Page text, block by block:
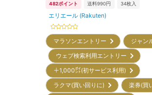
482ポイント 送料990円 34枚入
エリエール (Rakuten)
マラソンエントリー
ジャン
ウェブ検索利用エントリー
＋1,000㌽(初サービス利用)
ラクマ(買い回りに)
楽券(買